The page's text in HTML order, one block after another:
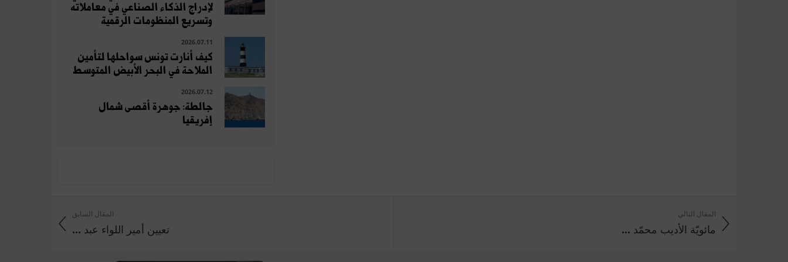
لإدراج الذكاء الصناعي في معاملاته
وتسريع المنظومات الرقمية
2026.07.11
كيف أنارت تونس سواحلها لتأمين
الملاحة في البحر الأبيض المتوسط
2026.07.12
جالطة: جوهرة أقصى شمال
إفريقيا
المقال السابق
تعيين أمير اللواء عبد ...
المقال التالي
مائويّة الأديب محمّد ...